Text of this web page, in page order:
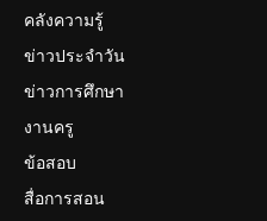
คลังความรู้
ข่าวประจำวัน
ข่าวการศึกษา
งานครู
ข้อสอบ
สื่อการสอน